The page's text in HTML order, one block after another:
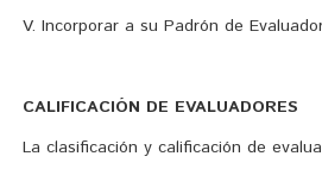
V. Incorporar a su Padrón de
CALIFICACIÓN DE EVALUADORES
La clasificación y calificación de